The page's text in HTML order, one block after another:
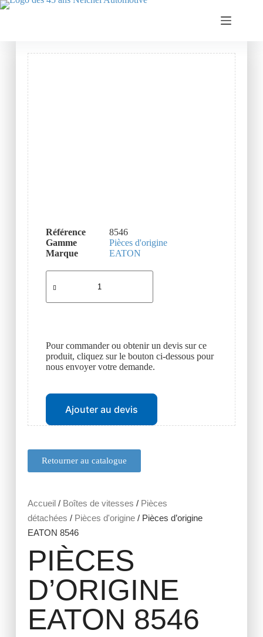
Retourner au catalogue
Accueil/ Boîtes de vitesses / Pièces
détachées / Pièces d'origine/ Pièces d’origine
EATON 8546
PIÈCES
D’ORIGINE
EATON 8546
Référence
8546
Gamme
Pièces d'origine
Marque
EATON
Pour commander ou obtenir un devis sur ce
produit, cliquez sur le bouton ci-dessous pour
nous envoyer votre demande.
Ajouter au devis